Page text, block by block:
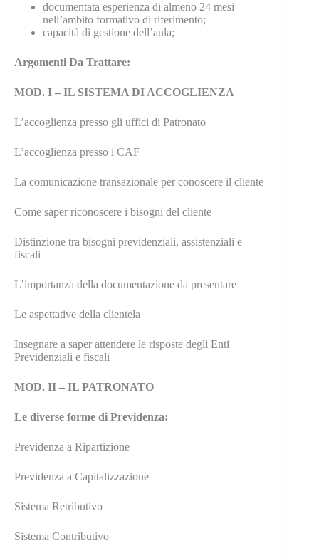
documentata esperienza di almeno 24 mesi
nell’ambito formativo di riferimento;
capacità di gestione dell’aula;
Argomenti Da Trattare:
MOD. I – IL SISTEMA DI ACCOGLIENZA
L’accoglienza presso gli uffici di Patronato
L’accoglienza presso i CAF
La comunicazione transazionale per conoscere il cliente
Come saper riconoscere i bisogni del cliente
Distinzione tra bisogni previdenziali, assistenziali e
fiscali
L’importanza della documentazione da presentare
Le aspettative della clientela
Insegnare a saper attendere le risposte degli Enti
Previdenziali e fiscali
MOD. II – IL PATRONATO
Le diverse forme di Previdenza:
Previdenza a Ripartizione
Previdenza a Capitalizzazione
Sistema Retributivo
Sistema Contributivo